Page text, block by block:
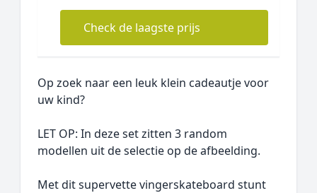
Check de laagste prijs
Op zoek naar een leuk klein cadeautje voor
uw kind?
LET OP: In deze set zitten 3 random
modellen uit de selectie op de afbeelding.
Met dit supervette vingerskateboard stunt